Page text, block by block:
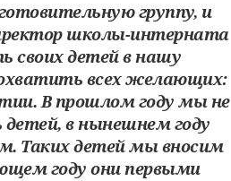
группу, и
школы-интерната
своих детей в нашу
всех желающих:
В прошлом году мы не
в нынешнем году
Таких детей мы вносим
году они первыми